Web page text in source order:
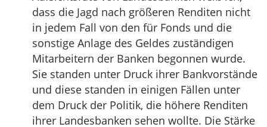
dass die Jagd nach größeren Renditen nicht
in jedem Fall von den für Fonds und die
sonstige Anlage des Geldes zuständigen
Mitarbeitern der Banken begonnen wurde.
Sie standen unter Druck ihrer Bankvorstände
und diese standen in einigen Fällen unter
dem Druck der Politik, die höhere Renditen
ihrer Landesbanken sehen wollte. Die Stärke